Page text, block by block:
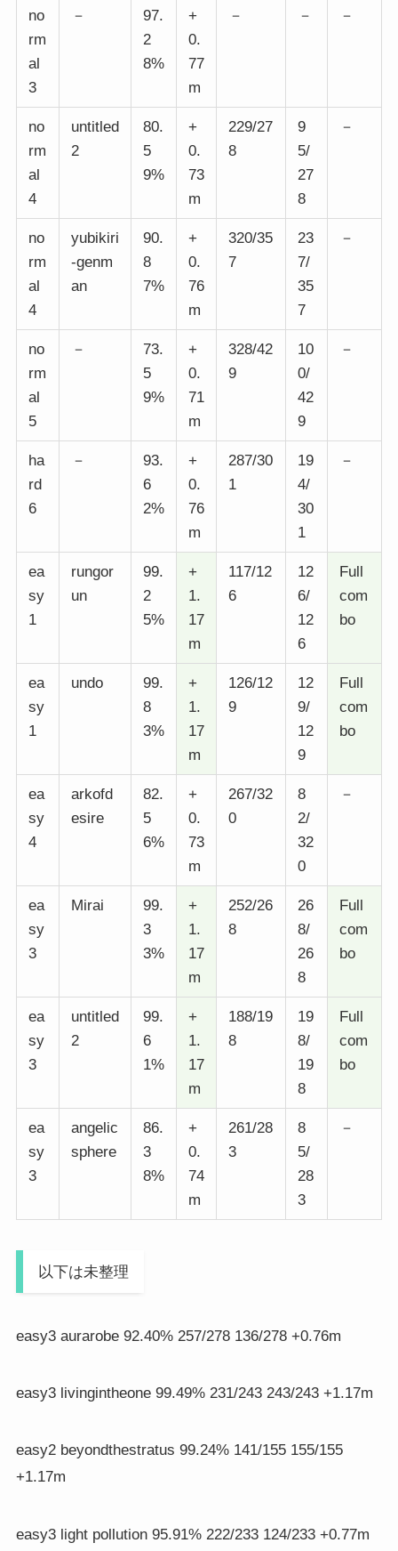
no
rm
al
3
－
97.
2
8%
+
0.
77
m
－ － －
no
rm
al
4
untitled
2
80.
5
9%
+
0.
73
m
229/27
8
9
5/
27
8
－
no
rm
al
4
yubikiri
-genm
an
90.
8
7%
+
0.
76
m
320/35
7
23
7/
35
7
－
no
rm
al
5
－
73.
5
9%
+
0.
71
m
328/42
9
10
0/
42
9
－
ha
rd
6
－
93.
6
2%
+
0.
76
m
287/30
1
19
4/
30
1
－
ea
sy
1
rungor
un
99.
2
5%
+
1.
17
m
117/12
6
12
6/
12
6
Full
com
bo
ea
sy
1
undo
99.
8
3%
+
1.
17
m
126/12
9
12
9/
12
9
Full
com
bo
ea
sy
4
arkofd
esire
82.
5
6%
+
0.
73
m
267/32
0
8
2/
32
0
－
ea
sy
3
Mirai
99.
3
3%
+
1.
17
m
252/26
8
26
8/
26
8
Full
com
bo
ea
sy
3
untitled
2
99.
6
1%
+
1.
17
m
188/19
8
19
8/
19
8
Full
com
bo
ea
sy
3
angelic
sphere
86.
3
8%
+
0.
74
m
261/28
3
8
5/
28
3
－
以下は未整理
easy3 aurarobe 92.40% 257/278 136/278 +0.76m
easy3 livingintheone 99.49% 231/243 243/243 +1.17m
easy2 beyondthestratus 99.24% 141/155 155/155
+1.17m
easy3 light pollution 95.91% 222/233 124/233 +0.77m